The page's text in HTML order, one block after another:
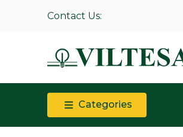
Contact Us:
Categories